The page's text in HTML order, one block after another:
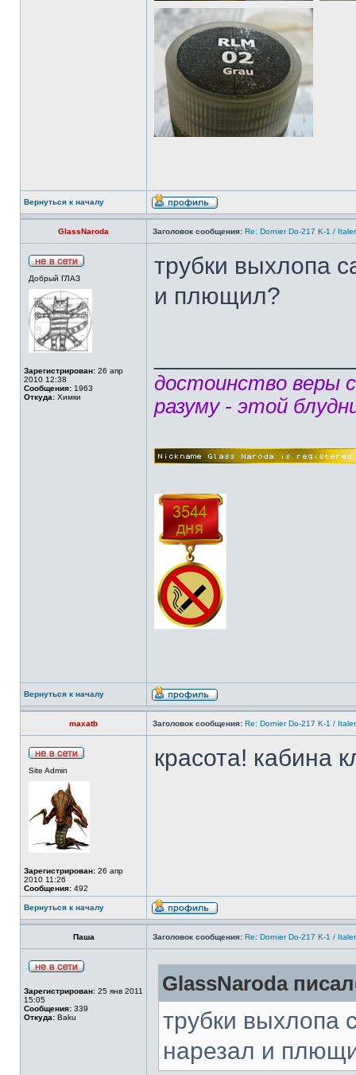
Вернуться к началу
GlassNaroda Заголовок сообщения: Re: Dornier Do-217 K-1 /
Добрый ГЛАЗ
Зарегистрирован: 26 апр
2010 12:38
Сообщения: 1963
Откуда: Химки
трубки выхлопа
и плющил?
достоинство веры
разуму - этой
Вернуться к началу
maxatb Заголовок сообщения: Re: Dornier Do-217 K-1 /
Site Admin
Зарегистрирован: 26 апр
2010 11:26
Сообщения: 492
красота! кабина
Вернуться к началу
Паша Заголовок сообщения: Re: Dornier Do-217 K-1 /
Зарегистрирован: 25 янв 2011
15:05
Сообщения: 339
Откуда: Baku
GlassNaroda
трубки выхлопа
нарезал и